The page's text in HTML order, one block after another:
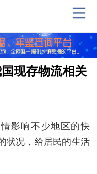
现存物流相关
影响不少地区的快
状况，给居民的生活